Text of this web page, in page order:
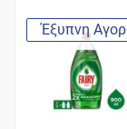
Έξυπνη